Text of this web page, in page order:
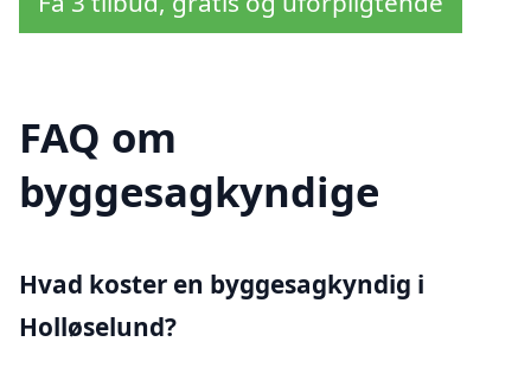
FAQ om
byggesagkyndige
Hvad koster en byggesagkyndig i
Holløselund?